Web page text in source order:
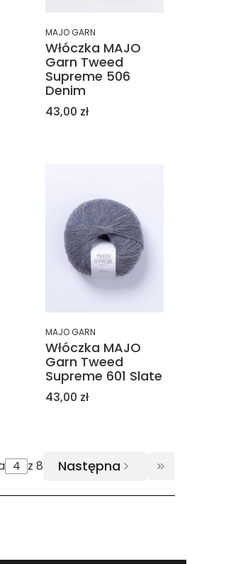
MAJO GARN
Włóczka MAJO
Garn Tweed
Supreme 506
Denim
Cena
43,00 zł
MAJO GARN
Włóczka MAJO
Garn Tweed
Supreme 601 Slate
Cena
43,00 zł
z produktami
z 8 Następna Przejdź